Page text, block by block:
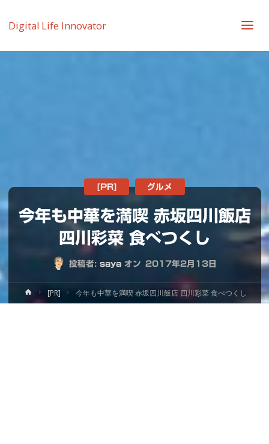
Digital Life Innovator
今年も中華を満喫 赤坂四川飯店
四川彩菜 食べつくし
投稿者: saya オン 2017年2月13日
[PR] グルメ
ホ
ー
[PR] 今年も中華を満喫 赤坂四川飯店 四川彩菜 食べつくし